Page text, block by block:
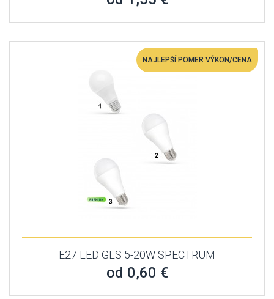
NAJLEPŠÍ POMER VÝKON/CENA
E27 LED GLS 5-20W SPECTRUM
od 0,60 €